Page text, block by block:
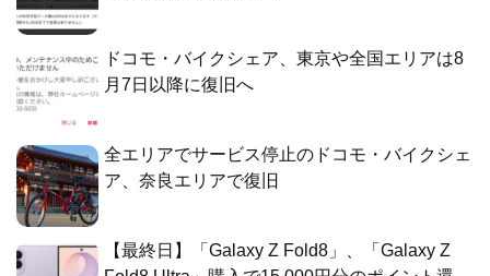
ドコモ・バイクシェア、東京や全国エリアは8
月7日以降に復旧へ
全エリアでサービス停止のドコモ・バイクシェ
ア、奈良エリアで復旧
【最終日】「Galaxy Z Fold8」、「Galaxy Z